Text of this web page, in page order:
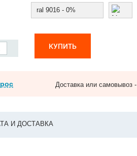
ral 9016 - 0%
КУПИТЬ
Доставка или самовывоз -
И ДОСТАВКА